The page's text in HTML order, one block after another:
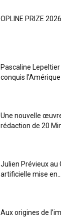
OPLINE PRIZE
Pascaline
conquis l’Amérique
Une nouvelle
rédaction de 20
Julien Prévieux au
artificielle mise en...
Aux origines de